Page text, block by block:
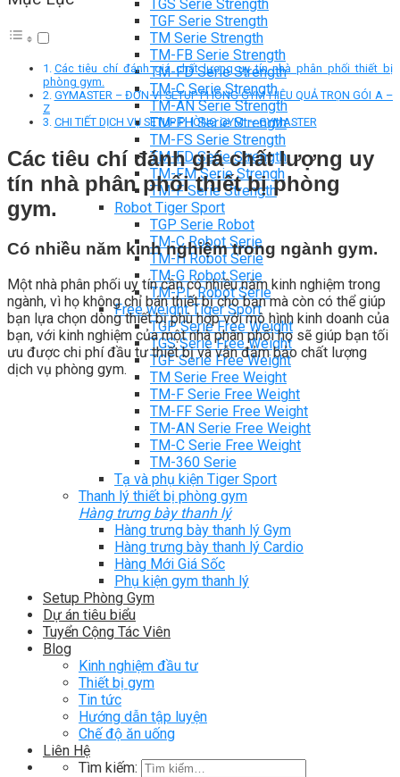
TGS Serie Strength
TGF Serie Strength
TM Serie Strength
TM-FB Serie Strength
TM-FD Serie Strength
TM-C Serie Strength
TM-AN Serie Strength
TM-FH Serie Strength
TM-FS Serie Strength
TM-FD Serie Strength
TM-FM Serie Strengh
TM-F Serie Strength
Robot Tiger Sport
TGP Serie Robot
TM-C Robot Serie
TM-H Robot Serie
TM-G Robot Serie
TM-PL Robot Serie
Free weight Tiger Sport
TGP Serie Free Weight
TGS Serie Free Weight
TGF Serie Free Weight
TM Serie Free Weight
TM-F Serie Free Weight
TM-FF Serie Free Weight
TM-AN Serie Free Weight
TM-C Serie Free Weight
TM-360 Serie
Tạ và phụ kiện Tiger Sport
Thanh lý thiết bị phòng gym
Hàng trưng bày thanh lý
Hàng trưng bày thanh lý Gym
Hàng trưng bày thanh lý Cardio
Hàng Mới Giá Sốc
Phụ kiện gym thanh lý
Setup Phòng Gym
Dự án tiêu biểu
Tuyển Cộng Tác Viên
Blog
Kinh nghiệm đầu tư
Thiết bị gym
Tin tức
Hướng dẫn tập luyện
Chế độ ăn uống
Liên Hệ
Tìm kiếm:
Các tiêu chí đánh giá chất lượng uy tín nhà phân phối thiết bị
phòng gym.
GYMASTER – ĐƠN VỊ SETUP PHÒNG GYM HIỆU QUẢ TRỌN GÓI A –
Z
CHI TIẾT DỊCH VỤ SETUP PHÒNG GYM – GYMASTER
Các tiêu chí đánh giá chất lượng uy
tín nhà phân phối thiết bị phòng
gym.
Có nhiều năm kinh nghiệm trong ngành gym.
Một nhà phân phối uy tín cần có nhiều năm kinh nghiệm trong
ngành, vì họ không chỉ bán thiết bị cho bạn mà còn có thể giúp
bạn lựa chọn dòng thiết bị phù hợp với mô hình kinh doanh của
bạn, với kinh nghiệm của một nhà phân phối họ sẽ giúp bạn tối
ưu được chi phí đầu tư thiết bị và vẫn đảm bảo chất lượng
dịch vụ phòng gym.